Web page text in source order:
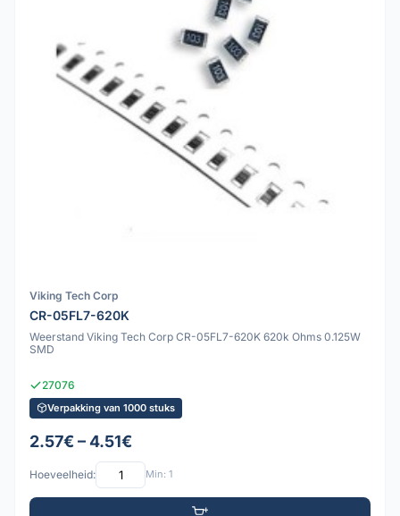
Viking Tech Corp
CR-05FL7-620K
Weerstand Viking Tech Corp CR-05FL7-620K 620k Ohms 0.125W
SMD
27076
Verpakking van 1000 stuks
2.57€ – 4.51€
Hoeveelheid: Min: 1